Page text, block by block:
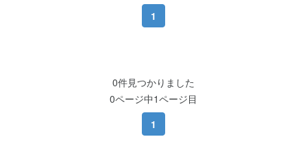
1
0件見つかりました
0ページ中1ページ目
1